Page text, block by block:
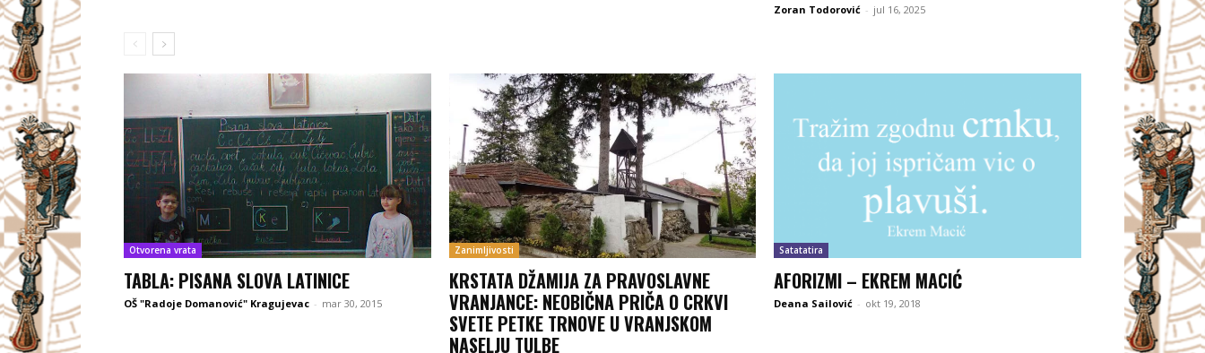
Zoran Todorović - jul 16, 2025
Otvorena vrata
TABLA: PISANA SLOVA LATINICE
OŠ "Radoje Domanović" Kragujevac - mar 30, 2015
Zanimljivosti
KRSTATA DŽAMIJA ZA PRAVOSLAVNE
VRANJANCE: NEOBIČNA PRIČA O CRKVI
SVETE PETKE TRNOVE U VRANJSKOM
NASELJU TULBE
Satatatira
AFORIZMI – EKREM MACIĆ
Deana Sailović - okt 19, 2018